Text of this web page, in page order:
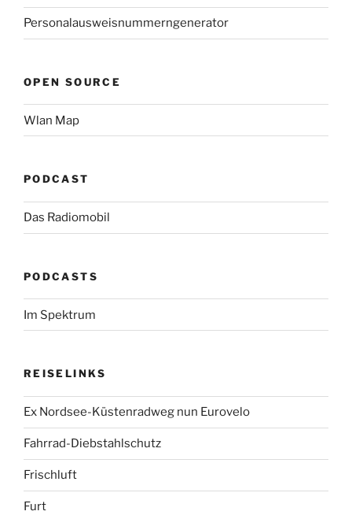
Personalausweisnummerngenerator
OPEN SOURCE
Wlan Map
PODCAST
Das Radiomobil
PODCASTS
Im Spektrum
REISELINKS
Ex Nordsee-Küstenradweg nun Eurovelo
Fahrrad-Diebstahlschutz
Frischluft
Furt